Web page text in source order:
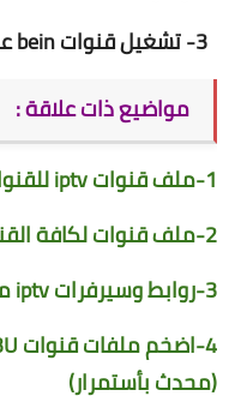
تشغيل قنوات bein عن طريق الايفون
مواضيع ذات علاقة :
1- ملف قنوات iptv للقنوات Bein Sport و Osn
2- ملف قنوات لكافة
3- روابط وسيرفرات iptv محدث يوميا
4-
(محدث بأستمرار)